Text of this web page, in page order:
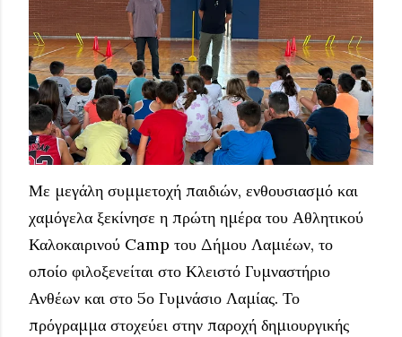
Με μεγάλη συμμετοχή παιδιών, ενθουσιασμό και
χαμόγελα ξεκίνησε η πρώτη ημέρα του Αθλητικού
Καλοκαιρινού Camp του Δήμου Λαμιέων, το
οποίο φιλοξενείται στο Κλειστό Γυμναστήριο
Ανθέων και στο 5ο Γυμνάσιο Λαμίας. Το
πρόγραμμα στοχεύει στην παροχή δημιουργικής